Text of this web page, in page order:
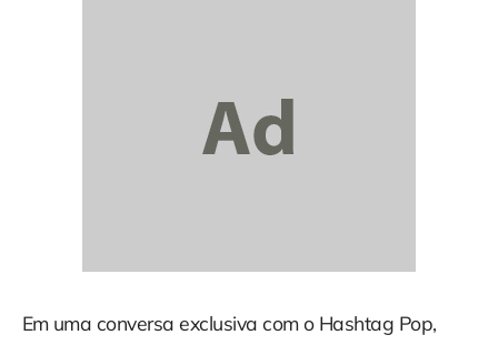
Em uma conversa exclusiva com o Hashtag Pop,